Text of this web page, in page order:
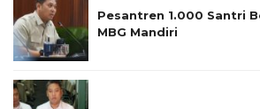
Pesantren 1.000 Santri
MBG Mandiri